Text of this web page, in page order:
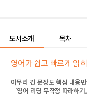
도서소개 목차
영어가 쉽고 빠르게 읽
아무리 긴 문장도 핵심 내용
『영어 리딩 무작정 따라하